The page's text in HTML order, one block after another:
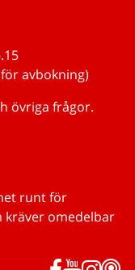
avbokning)
övriga frågor.
runt för
omedelbar